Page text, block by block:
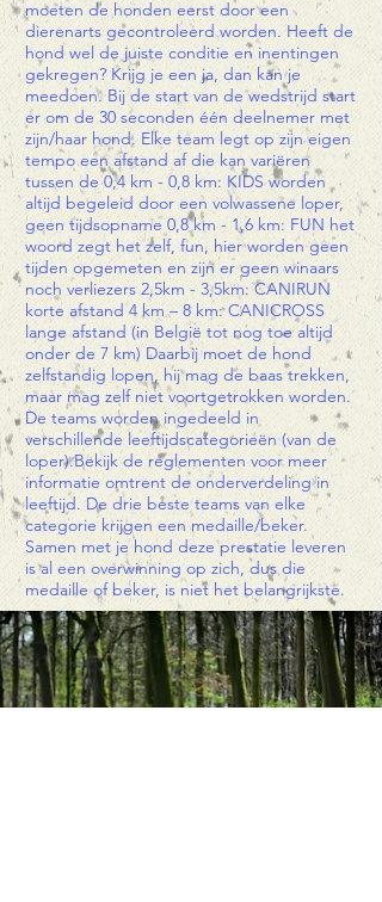
moeten de honden eerst door een
dierenarts gecontroleerd worden. Heeft de
hond wel de juiste conditie en inentingen
gekregen? Krijg je een ja, dan kan je
meedoen. Bij de start van de wedstrijd start
er om de 30 seconden één deelnemer met
zijn/haar hond. Elke team legt op zijn eigen
tempo een afstand af die kan variëren
tussen de 0,4 km - 0,8 km: KIDS worden
altijd begeleid door een volwassene loper,
geen tijdsopname 0,8 km - 1,6 km: FUN het
woord zegt het zelf, fun, hier worden geen
tijden opgemeten en zijn er geen winaars
noch verliezers 2,5km - 3,5km: CANIRUN
korte afstand 4 km – 8 km: CANICROSS
lange afstand (in België tot nog toe altijd
onder de 7 km) Daarbij moet de hond
zelfstandig lopen, hij mag de baas trekken,
maar mag zelf niet voortgetrokken worden.
De teams worden ingedeeld in
verschillende leeftijdscategorieën (van de
loper).Bekijk de reglementen voor meer
informatie omtrent de onderverdeling in
leeftijd. De drie beste teams van elke
categorie krijgen een medaille/beker.
Samen met je hond deze prestatie leveren
is al een overwinning op zich, dus die
medaille of beker, is niet het belangrijkste.